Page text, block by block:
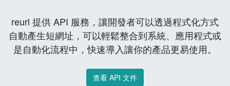
reurl 提供 API 服務，讓開發者可以透過程式化方式
自動產生短網址，可以輕鬆整合到系統、應用程式或
是自動化流程中，快速導入讓你的產品更易使用。
查看 API 文件